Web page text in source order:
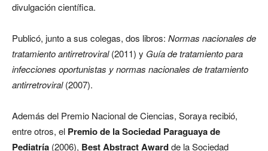
divulgación científica.
Publicó, junto a sus colegas, dos libros: Normas nacionales de
tratamiento antirretroviral(2011) y Guía de tratamiento para
infecciones oportunistas y normas nacionales de tratamiento
antirretroviral(2007).
Además del Premio Nacional de Ciencias, Soraya recibió,
entre otros, el Premio de la Sociedad Paraguaya de
Pediatría (2006), Best Abstract Awardde la Sociedad